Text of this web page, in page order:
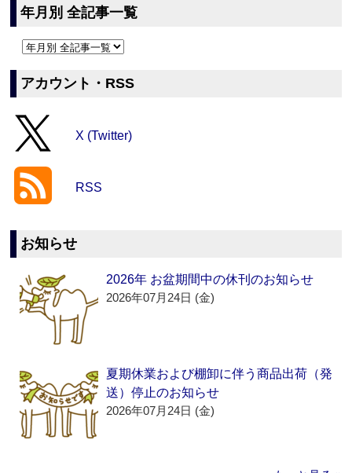
年月別 全記事一覧
アカウント・RSS
X (Twitter)
RSS
お知らせ
2026年 お盆期間中の休刊のお知らせ
2026年07月24日 (金)
夏期休業および棚卸に伴う商品出荷（発
送）停止のお知らせ
2026年07月24日 (金)